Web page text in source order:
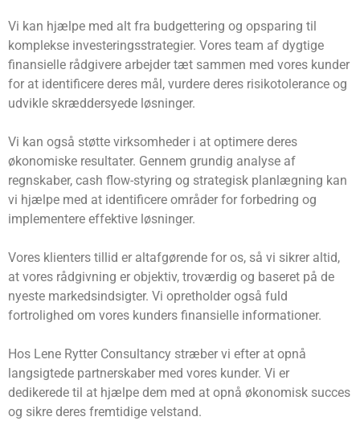
Vi kan hjælpe med alt fra budgettering og opsparing til
komplekse investeringsstrategier. Vores team af dygtige
finansielle rådgivere arbejder tæt sammen med vores kunder
for at identificere deres mål, vurdere deres risikotolerance og
udvikle skræddersyede løsninger.
Vi kan også støtte virksomheder i at optimere deres
økonomiske resultater. Gennem grundig analyse af
regnskaber, cash flow-styring og strategisk planlægning kan
vi hjælpe med at identificere områder for forbedring og
implementere effektive løsninger.
Vores klienters tillid er altafgørende for os, så vi sikrer altid,
at vores rådgivning er objektiv, troværdig og baseret på de
nyeste markedsindsigter. Vi opretholder også fuld
fortrolighed om vores kunders finansielle informationer.
Hos Lene Rytter Consultancy stræber vi efter at opnå
langsigtede partnerskaber med vores kunder. Vi er
dedikerede til at hjælpe dem med at opnå økonomisk succes
og sikre deres fremtidige velstand.